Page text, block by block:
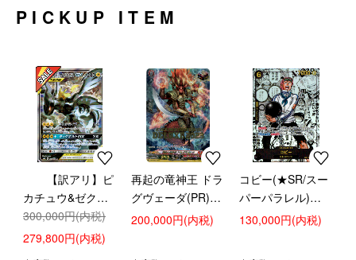
PICKUP ITEM
【訳アリ】ピ
カチュウ&ゼクロ
ムGX(101/095
SR)[SA][ポケモン
300,000円(内税)
279,800円(内税)
再起の竜神王 ドラ
グヴェーダ(PR)
(D-PR/653)【※実
200,000円(内税)
コビー(★SR/スー
パーパラレル)
(EB04-044)[ONE
130,000円(内税)